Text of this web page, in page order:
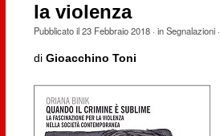
la violenza
Pubblicato il23 Febbraio 2018· inSegnalazioni·
di Gioacchino Toni